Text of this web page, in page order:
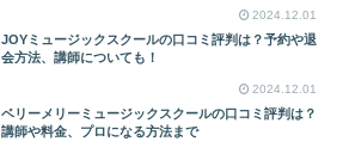
2024.12.01
JOYミュージックスクールの口コミ評判は？予約や退
会方法、講師についても！
2024.12.01
ベリーメリーミュージックスクールの口コミ評判は？
講師や料金、プロになる方法まで